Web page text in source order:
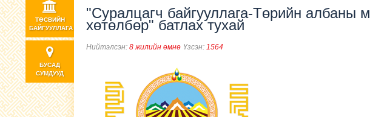
БУСАД
СУМДУУД
ТӨСВИЙН
БАЙГУУЛЛАГА
"Суралцагч байгууллага-Төрийн албаны
хөтөлбөр" батлах тухай
Нийтэлсэн: 8 жилийн өмнө Үзсэн: 1564